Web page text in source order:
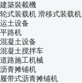
建築裝載機
轮式装载机 滑移式装载机
运土设备
平路机
混凝土设备
混凝土搅拌车
道路施工机械
沥青摊铺机
履带式沥青摊铺机